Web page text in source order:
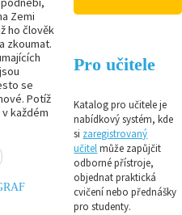
Zemi
ho člověk
zkoumat.
se
Potíž
každém
Pro učitele
Katalog pro učitele je
nabídkový systém, kde
si zaregistrovaný
učitelmůže zapůjčit
odborné přístroje,
objednat praktická
cvičení nebo přednášky
pro studenty.